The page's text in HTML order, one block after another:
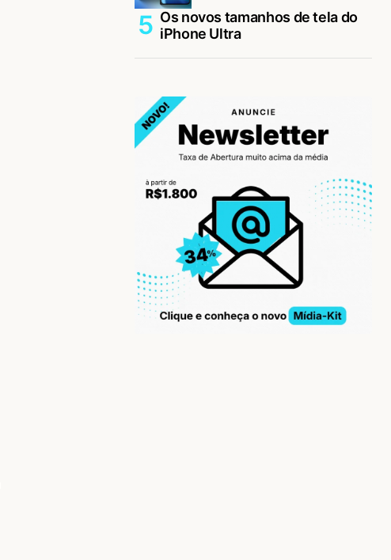
Os novos tamanhos de tela do
iPhone Ultra